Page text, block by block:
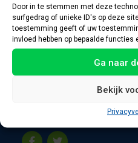
Door in te stemmen met deze
surfgedrag of unieke ID's op deze
toestemming geeft of uw
invloed hebben op bepaalde functies
Ga naar
Bekijk
CERTIFICERING